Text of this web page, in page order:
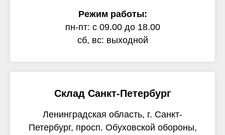
Режим работы:
пн-пт: с 09.00 до 18.00
сб, вс: выходной
Склад Санкт-Петербург
Ленинградская область, г. Санкт-
Петербург, просп. Обуховской обороны,